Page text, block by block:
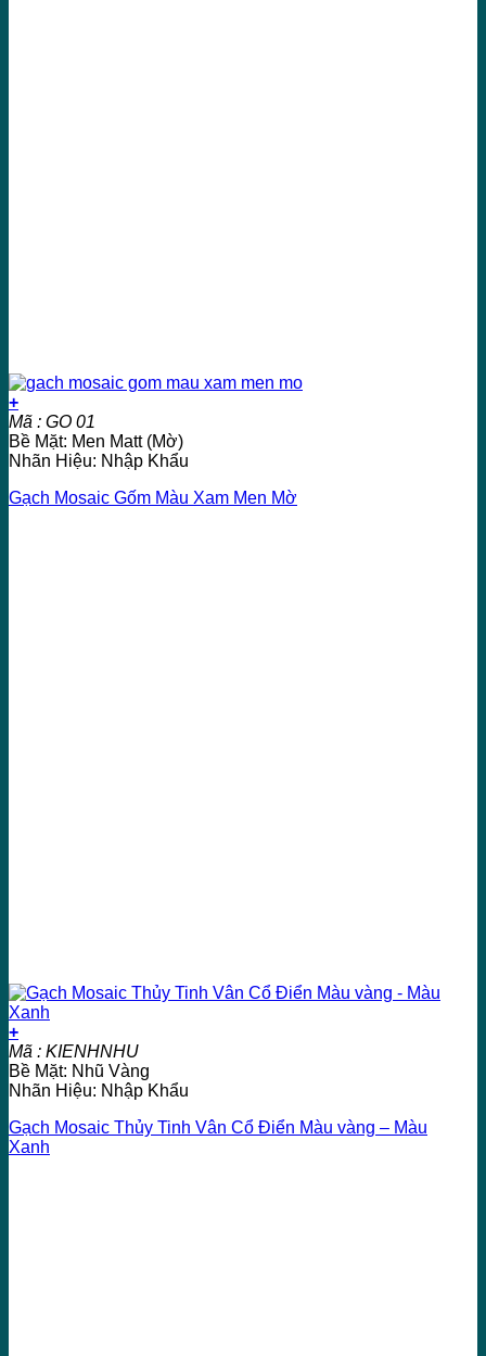
+
Mã : GO 01
Bề Mặt: Men Matt (Mờ)
Nhãn Hiệu: Nhập Khẩu
Gạch Mosaic Gốm Màu Xam Men Mờ
+
Mã : KIENHNHU
Bề Mặt: Nhũ Vàng
Nhãn Hiệu: Nhập Khẩu
Gạch Mosaic Thủy Tinh Vân Cổ Điển Màu vàng – Màu
Xanh